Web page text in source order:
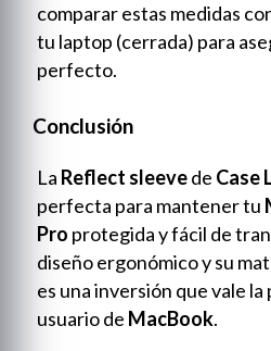
comparar estas medidas
tu laptop (cerrada) para
perfecto.
Conclusión
La Reflect sleevede Case
perfecta para mantener tu
Pro protegida y fácil de
diseño ergonómico y su
es una inversión que vale
usuario de MacBook.